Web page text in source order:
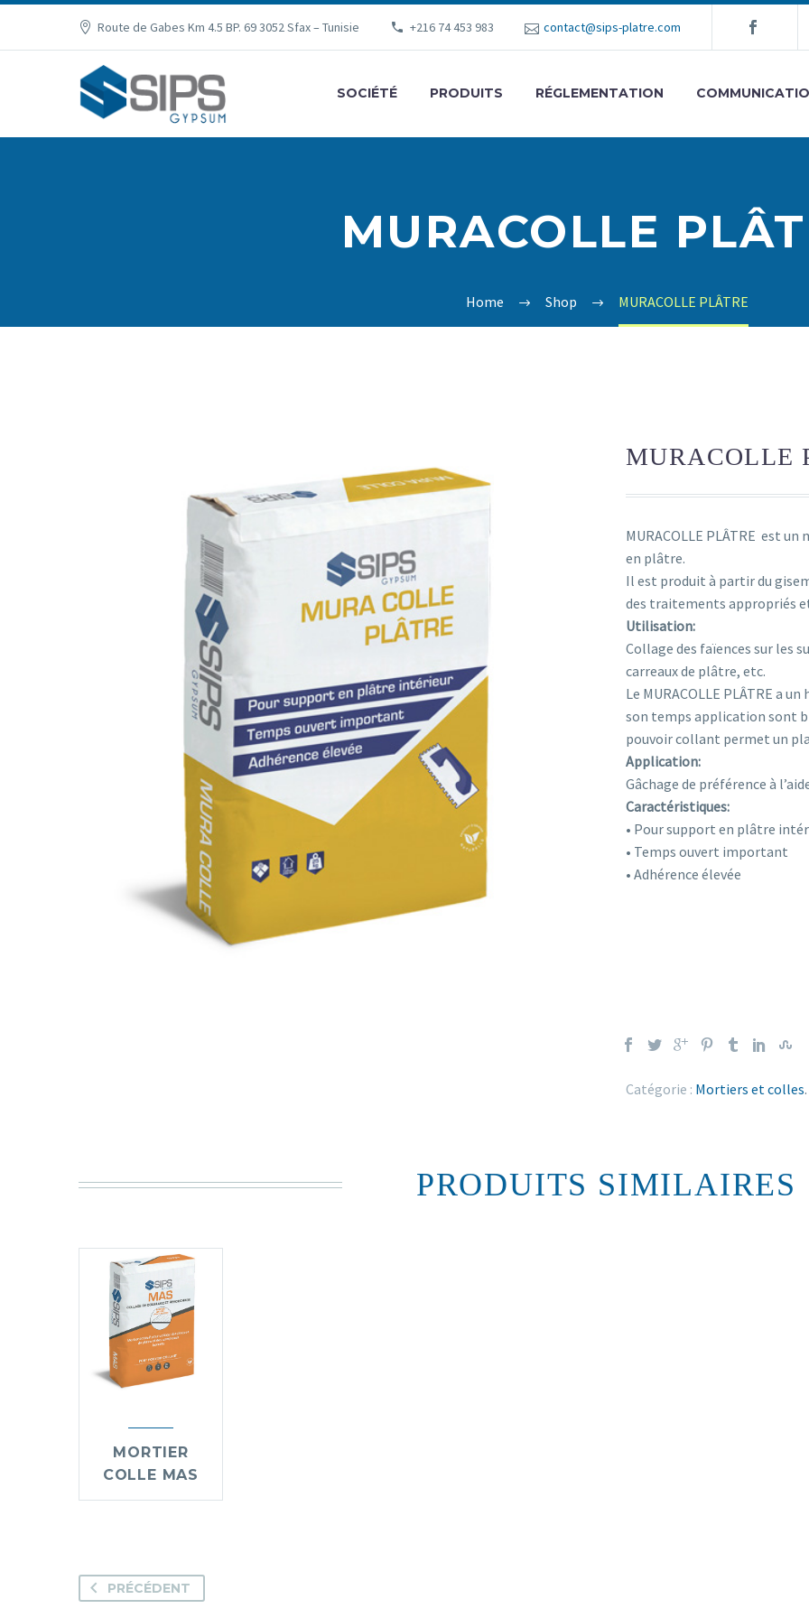
Route de Gabes Km 4.5 BP. 69 3052 Sfax – Tunisie +216 74 453 983 contact@sips-platre.com
SOCIÉTÉ PRODUITS RÉGLEMENTATION
MURACOLLE
Home Shop MURACOLLE PLÂTRE
MURACOLLE
MURACOLLE PLÂTRE est
en plâtre.
Il est produit à partir du
des traitements appropriés
Utilisation:
Collage des faïences sur les
carreaux de plâtre, etc.
Le MURACOLLE PLÂTRE a
son temps application sont
pouvoir collant permet un
Application:
Gâchage de préférence à
Caractéristiques:
• Pour support en plâtre
• Temps ouvert important
• Adhérence élevée
Catégorie : Mortiers et colles.
PRODUITS SIMILAIRES
MORTIER
COLLE MAS
PRÉCÉDENT